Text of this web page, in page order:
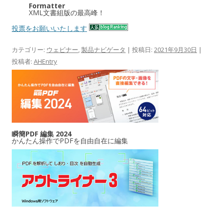
Formatter
XML文書組版の最高峰！
投票をお願いいたします
カテゴリー: ウェビナー,製品ナビゲータ | 投稿日: 2021年9月30日 |
投稿者: AHEntry
瞬簡PDF 編集 2024
かんたん操作でPDFを自由自在に編集